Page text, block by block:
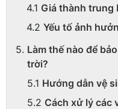
Giá thành trung
Yếu tố ảnh
Làm thế nào để
trời?
Hướng dẫn vệ
Cách xử lý các